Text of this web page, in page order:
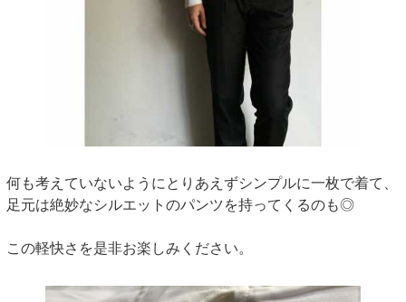
何も考えていないようにとりあえずシンプルに一枚で着て、
足元は絶妙なシルエットのパンツを持ってくるのも◎
この軽快さを是非お楽しみください。